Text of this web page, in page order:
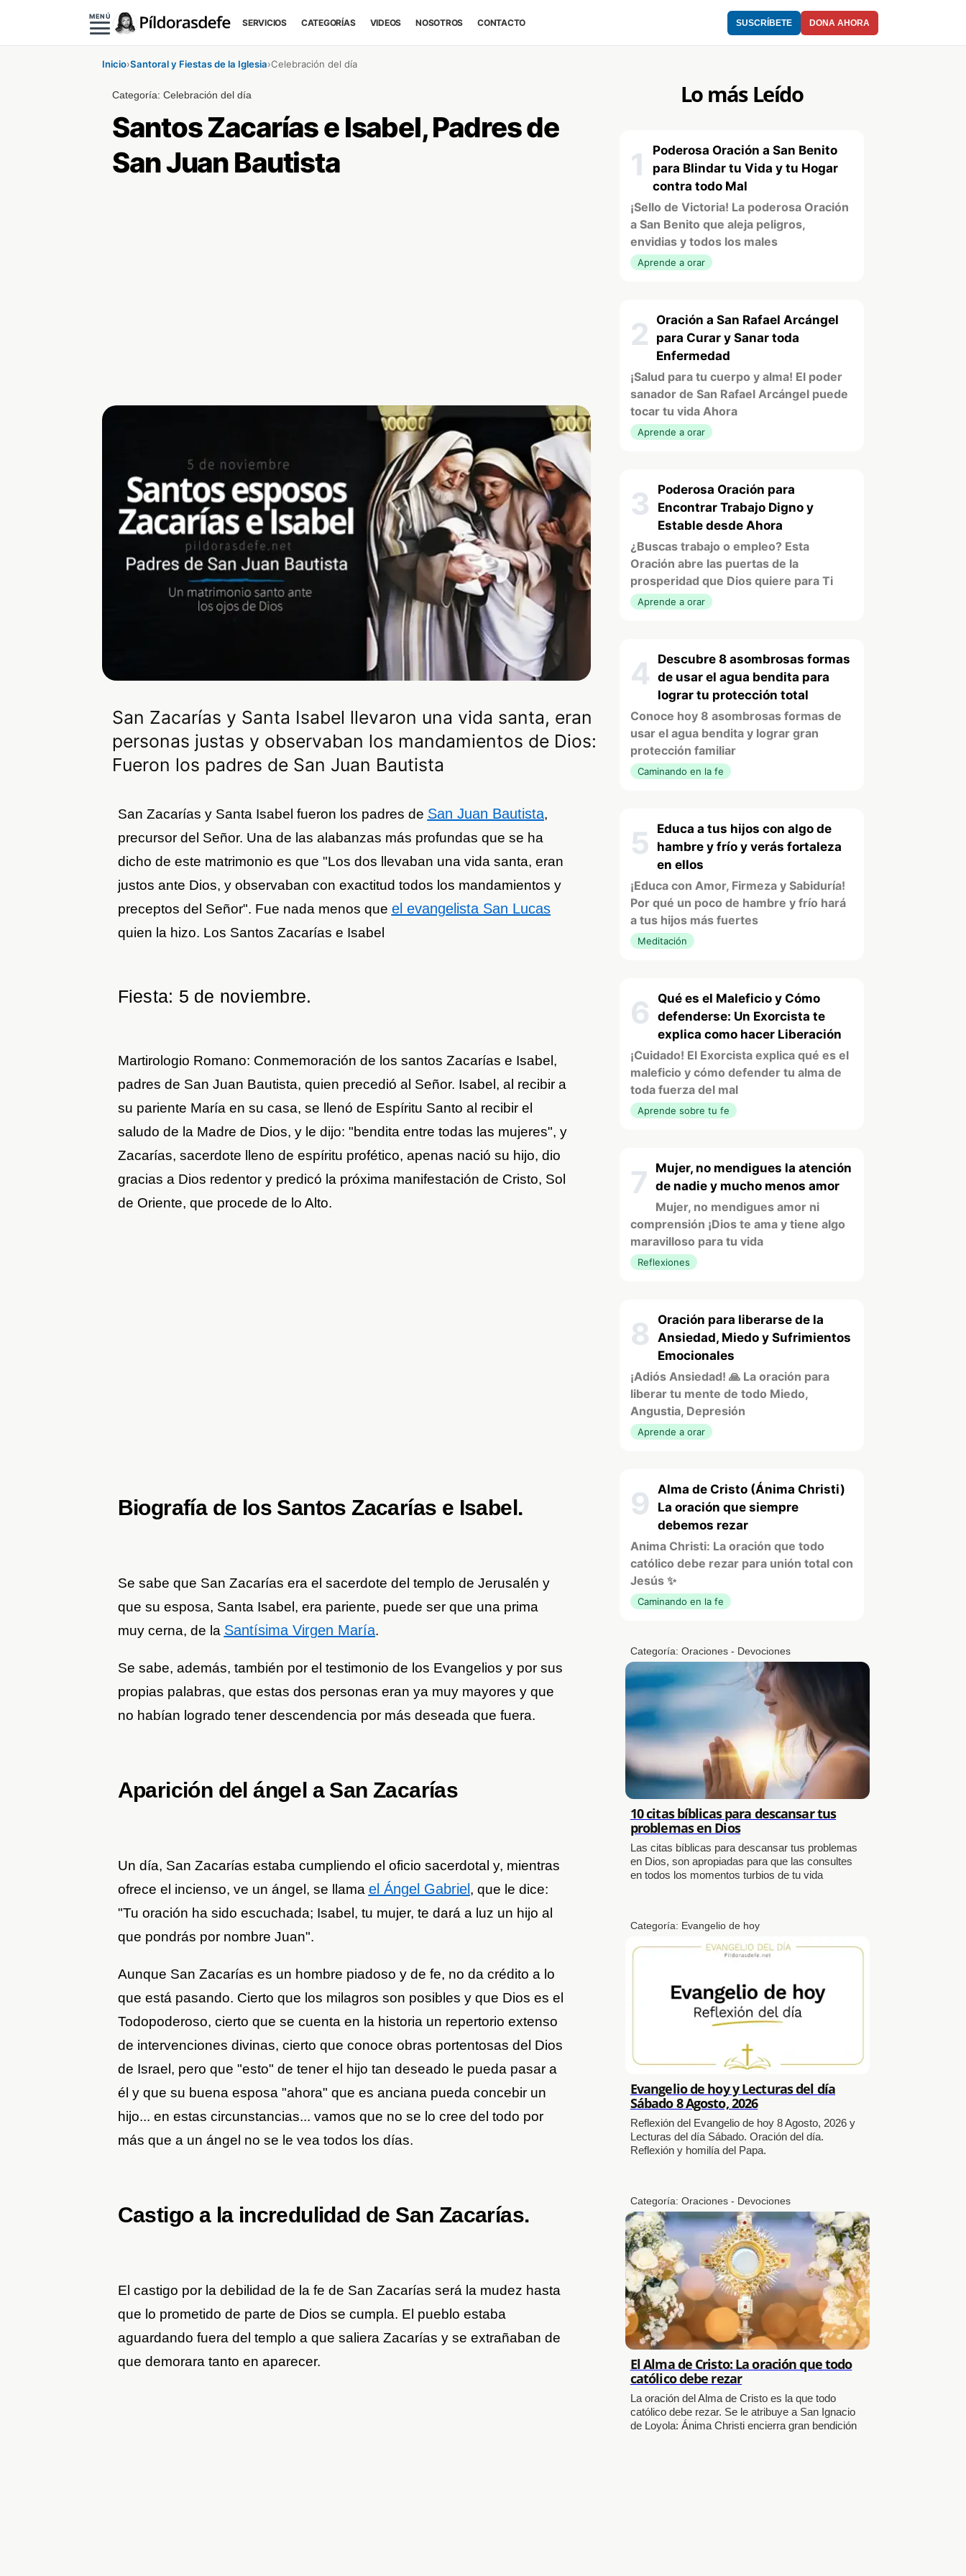
MENÚ
SERVICIOS CATEGORÍAS VIDEOS NOSOTROS CONTACTO SUSCRÍBETE DONA AHORA
Inicio›Santoral y Fiestas de la Iglesia›Celebración del día
Categoría:Celebración del día
Santos Zacarías e Isabel, Padres de
San Juan Bautista
San Zacarías y Santa Isabel llevaron una vida santa, eran
personas justas y observaban los mandamientos de Dios:
Fueron los padres de San Juan Bautista
San Zacarías y Santa Isabel fueron los padres de San Juan Bautista,
precursor del Señor. Una de las alabanzas más profundas que se ha
dicho de este matrimonio es que "Los dos llevaban una vida santa, eran
justos ante Dios, y observaban con exactitud todos los mandamientos y
preceptos del Señor". Fue nada menos que el evangelista San Lucas
quien la hizo. Los Santos Zacarías e Isabel
Fiesta: 5 de noviembre.
Martirologio Romano: Conmemoración de los santos Zacarías e Isabel,
padres de San Juan Bautista, quien precedió al Señor. Isabel, al recibir a
su pariente María en su casa, se llenó de Espíritu Santo al recibir el
saludo de la Madre de Dios, y le dijo: "bendita entre todas las mujeres", y
Zacarías, sacerdote lleno de espíritu profético, apenas nació su hijo, dio
gracias a Dios redentor y predicó la próxima manifestación de Cristo, Sol
de Oriente, que procede de lo Alto.
Biografía de los Santos Zacarías e Isabel.
Se sabe que San Zacarías era el sacerdote del templo de Jerusalén y
que su esposa, Santa Isabel, era pariente, puede ser que una prima
muy cerna, de la Santísima Virgen María.
Se sabe, además, también por el testimonio de los Evangelios y por sus
propias palabras, que estas dos personas eran ya muy mayores y que
no habían logrado tener descendencia por más deseada que fuera.
Aparición del ángel a San Zacarías
Un día, San Zacarías estaba cumpliendo el oficio sacerdotal y, mientras
ofrece el incienso, ve un ángel, se llama el Ángel Gabriel, que le dice:
"Tu oración ha sido escuchada; Isabel, tu mujer, te dará a luz un hijo al
que pondrás por nombre Juan".
Aunque San Zacarías es un hombre piadoso y de fe, no da crédito a lo
que está pasando. Cierto que los milagros son posibles y que Dios es el
Todopoderoso, cierto que se cuenta en la historia un repertorio extenso
de intervenciones divinas, cierto que conoce obras portentosas del Dios
de Israel, pero que "esto" de tener el hijo tan deseado le pueda pasar a
él y que su buena esposa "ahora" que es anciana pueda concebir un
hijo... en estas circunstancias... vamos que no se lo cree del todo por
más que a un ángel no se le vea todos los días.
Castigo a la incredulidad de San Zacarías.
El castigo por la debilidad de la fe de San Zacarías será la mudez hasta
que lo prometido de parte de Dios se cumpla. El pueblo estaba
aguardando fuera del templo a que saliera Zacarías y se extrañaban de
que demorara tanto en aparecer.
Lo más Leído
1
Poderosa Oración a San Benito
para Blindar tu Vida y tu Hogar
contra todo Mal
¡Sello de Victoria! La poderosa Oración
a San Benito que aleja peligros,
envidias y todos los males
Aprende a orar
2 Oración a San Rafael Arcángel
para Curar y Sanar toda
Enfermedad
¡Salud para tu cuerpo y alma! El poder
sanador de San Rafael Arcángel puede
tocar tu vida Ahora
Aprende a orar
3
Poderosa Oración para
Encontrar Trabajo Digno y
Estable desde Ahora
¿Buscas trabajo o empleo? Esta
Oración abre las puertas de la
prosperidad que Dios quiere para Ti
Aprende a orar
4
Descubre 8 asombrosas formas
de usar el agua bendita para
lograr tu protección total
Conoce hoy 8 asombrosas formas de
usar el agua bendita y lograr gran
protección familiar
Caminando en la fe
5
Educa a tus hijos con algo de
hambre y frío y verás fortaleza
en ellos
¡Educa con Amor, Firmeza y Sabiduría!
Por qué un poco de hambre y frío hará
a tus hijos más fuertes
Meditación
6
Qué es el Maleficio y Cómo
defenderse: Un Exorcista te
explica como hacer Liberación
¡Cuidado! El Exorcista explica qué es el
maleficio y cómo defender tu alma de
toda fuerza del mal
Aprende sobre tu fe
7
Mujer, no mendigues la atención
de nadie y mucho menos amor
Mujer, no mendigues amor ni
comprensión ¡Dios te ama y tiene algo
maravilloso para tu vida
Reflexiones
8
Oración para liberarse de la
Ansiedad, Miedo y Sufrimientos
Emocionales
¡Adiós Ansiedad! 🙏 La oración para
liberar tu mente de todo Miedo,
Angustia, Depresión
Aprende a orar
9
Alma de Cristo (Ánima Christi)
La oración que siempre
debemos rezar
Anima Christi: La oración que todo
católico debe rezar para unión total con
Jesús ✨
Caminando en la fe
Categoría: Oraciones - Devociones
10 citas bíblicas para descansar tus
problemas en Dios
Las citas bíblicas para descansar tus problemas
en Dios, son apropiadas para que las consultes
en todos los momentos turbios de tu vida
Categoría: Evangelio de hoy
Evangelio de hoy y Lecturas del día
Sábado 8 Agosto, 2026
Reflexión del Evangelio de hoy 8 Agosto, 2026 y
Lecturas del día Sábado. Oración del día.
Reflexión y homilía del Papa.
Categoría: Oraciones - Devociones
El Alma de Cristo: La oración que todo
católico debe rezar
La oración del Alma de Cristo es la que todo
católico debe rezar. Se le atribuye a San Ignacio
de Loyola: Ánima Christi encierra gran bendición